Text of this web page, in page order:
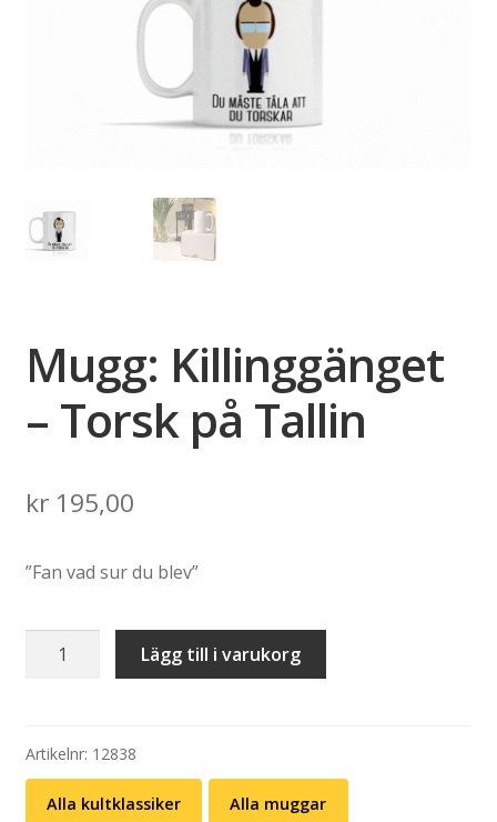
Mugg: Killinggänget
– Torsk på Tallin
kr195,00
”Fan vad sur du blev”
Mugg:
på
Tallin
mängd
Lägg till i varukorg
Artikelnr: 12838
Alla kultklassiker Alla muggar